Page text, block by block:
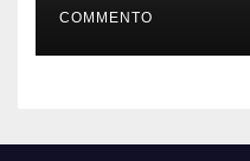
COMMENTO